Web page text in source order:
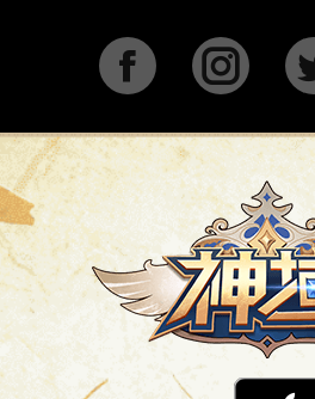
Facebook